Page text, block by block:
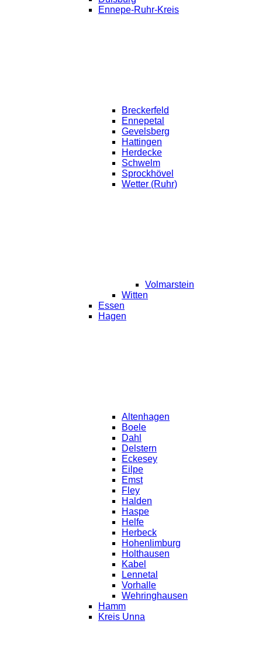
Ennepe-Ruhr-Kreis
Breckerfeld
Ennepetal
Gevelsberg
Hattingen
Herdecke
Schwelm
Sprockhövel
Wetter (Ruhr)
Volmarstein
Witten
Essen
Hagen
Altenhagen
Boele
Dahl
Delstern
Eckesey
Eilpe
Emst
Fley
Halden
Haspe
Helfe
Herbeck
Hohenlimburg
Holthausen
Kabel
Lennetal
Vorhalle
Wehringhausen
Hamm
Kreis Unna